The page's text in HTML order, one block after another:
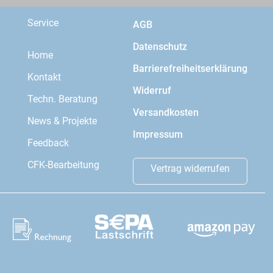
Service
Home
Kontakt
Techn. Beratung
News & Projekte
Feedback
CFK-Bearbeitung
AGB
Datenschutz
Barrierefreiheitserklärung
Widerruf
Versandkosten
Impressum
Vertrag widerrufen